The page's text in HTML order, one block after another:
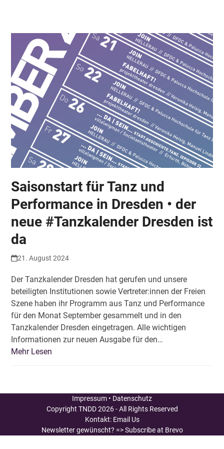
menu
menu
Saisonstart für Tanz und
Performance in Dresden • der
neue #Tanzkalender Dresden ist
da
21. August 2024
Der Tanzkalender Dresden hat gerufen und unsere
beteiligten Institutionen sowie Vertreter:innen der Freien
Szene haben ihr Programm aus Tanz und Performance
für den Monat September gesammelt und in den
Tanzkalender Dresden eingetragen. Alle wichtigen
Informationen zur neuen Ausgabe für den…
Mehr Lesen
Impressum • Datenschutz
Copyright TNDD2026 - All Rights Reserved
Kontakt: Email Us
Newsletter gewünscht? => Subscribe at Brevo